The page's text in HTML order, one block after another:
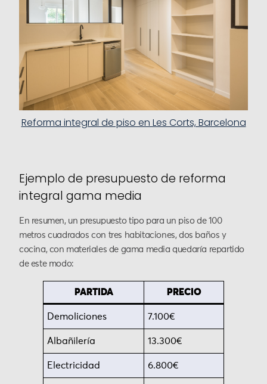
Reforma integral de piso en Les Corts, Barcelona
Ejemplo de presupuesto de reforma
integral gama media
En resumen, un presupuesto tipo para un piso de 100
metros cuadrados con tres habitaciones, dos baños y
cocina, con materiales de gama media quedaría repartido
de este modo:
PARTIDA PRECIO
Demoliciones 7.100€
Albañilería 13.300€
Electricidad 6.800€